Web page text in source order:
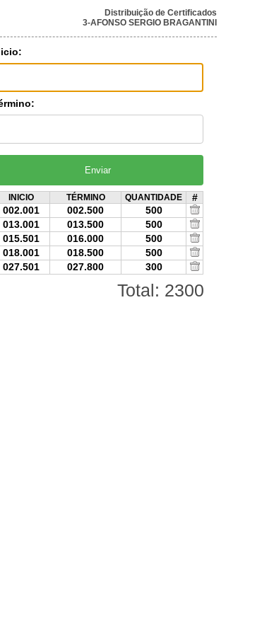
Distribuição de Certificados
3-AFONSO SERGIO BRAGANTINI
INICIO TÉRMINO QUANTIDADE
#
002.001
002.500
500
013.001
013.500
500
015.501
016.000
500
018.001
018.500
500
027.501
027.800 300
Total: 2300